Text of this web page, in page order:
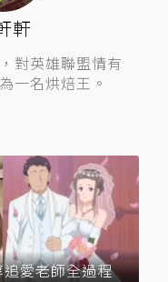
軒
對英雄聯盟情有
一名烘焙王。
愛老師全過程